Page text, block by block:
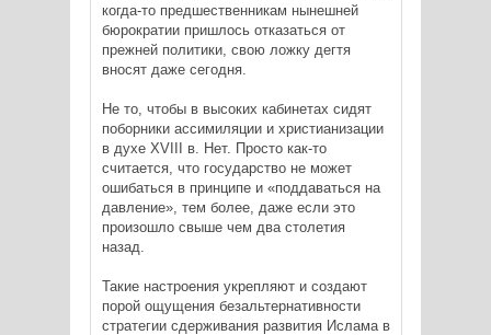
когда-то предшественникам нынешней
бюрократии пришлось отказаться от
прежней политики, свою ложку дегтя
вносят даже сегодня.
Не то, чтобы в высоких кабинетах сидят
поборники ассимиляции и христианизации
в духе XVIII в. Нет. Просто как-то
считается, что государство не может
ошибаться в принципе и «поддаваться на
давление», тем более, даже если это
произошло свыше чем два столетия
назад.
Такие настроения укрепляют и создают
порой ощущения безальтернативности
стратегии сдерживания развития Ислама в